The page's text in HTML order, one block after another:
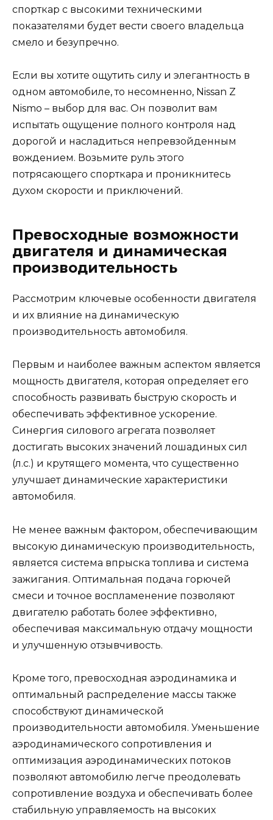
спорткар с высокими техническими
показателями будет вести своего владельца
смело и безупречно.
Если вы хотите ощутить силу и элегантность в
одном автомобиле, то несомненно, Nissan Z
Nismo – выбор для вас. Он позволит вам
испытать ощущение полного контроля над
дорогой и насладиться непревзойденным
вождением. Возьмите руль этого
потрясающего спорткара и проникнитесь
духом скорости и приключений.
Превосходные возможности
двигателя и динамическая
производительность
Рассмотрим ключевые особенности двигателя
и их влияние на динамическую
производительность автомобиля.
Первым и наиболее важным аспектом является
мощность двигателя, которая определяет его
способность развивать быструю скорость и
обеспечивать эффективное ускорение.
Синергия силового агрегата позволяет
достигать высоких значений лошадиных сил
(л.с.) и крутящего момента, что существенно
улучшает динамические характеристики
автомобиля.
Не менее важным фактором, обеспечивающим
высокую динамическую производительность,
является система впрыска топлива и система
зажигания. Оптимальная подача горючей
смеси и точное воспламенение позволяют
двигателю работать более эффективно,
обеспечивая максимальную отдачу мощности
и улучшенную отзывчивость.
Кроме того, превосходная аэродинамика и
оптимальный распределение массы также
способствуют динамической
производительности автомобиля. Уменьшение
аэродинамического сопротивления и
оптимизация аэродинамических потоков
позволяют автомобилю легче преодолевать
сопротивление воздуха и обеспечивать более
стабильную управляемость на высоких